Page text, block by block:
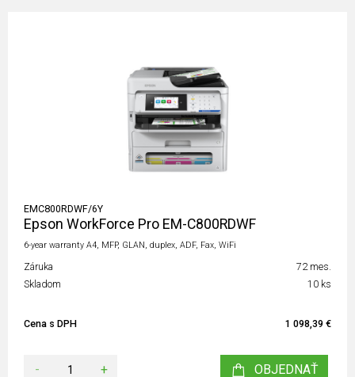
EMC800RDWF/6Y
Epson WorkForce Pro EM-C800RDWF
6-year warranty A4, MFP, GLAN, duplex, ADF, Fax, WiFi
Záruka
72 mes.
Skladom
10 ks
Cena s DPH 1 098,39 €
- + OBJEDNAŤ